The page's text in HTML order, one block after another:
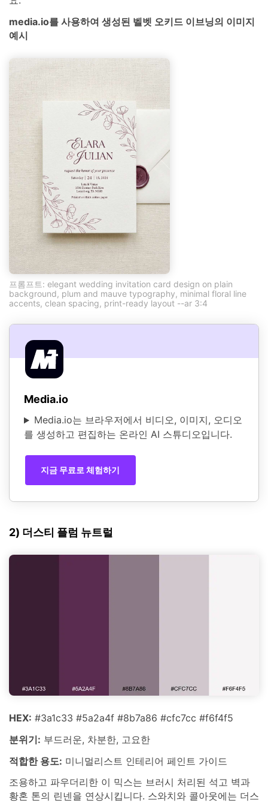
media.io를 사용하여 생성된 벨벳 오키드 이브닝의 이미지
예시
프롬프트: elegant wedding invitation card design on plain
background, plum and mauve typography, minimal floral line
accents, clean spacing, print-ready layout --ar 3:4
Media.io
Media.io는 브라우저에서 비디오, 이미지, 오디오
를 생성하고 편집하는 온라인 AI 스튜디오입니다.
지금 무료로 체험하기
2) 더스티 플럼 뉴트럴
HEX: #3a1c33 #5a2a4f #8b7a86 #cfc7cc #f6f4f5
분위기: 부드러운, 차분한, 고요한
적합한 용도: 미니멀리스트 인테리어 페인트 가이드
조용하고 파우더리한 이 믹스는 브러시 처리된 석고 벽과
황혼 톤의 린넨을 연상시킵니다. 스와치와 콜아웃에는 더스